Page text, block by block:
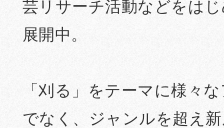
芸リサーチ活動などをは
展開中。
「刈る」をテーマに様々
でなく、ジャンルを超え